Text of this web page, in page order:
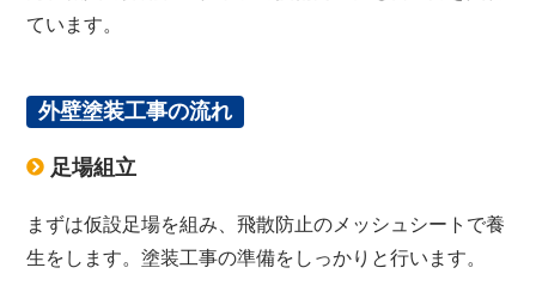
ています。
外壁塗装工事の流れ
足場組立
まずは仮設足場を組み、飛散防止のメッシュシートで養
生をします。塗装工事の準備をしっかりと行います。